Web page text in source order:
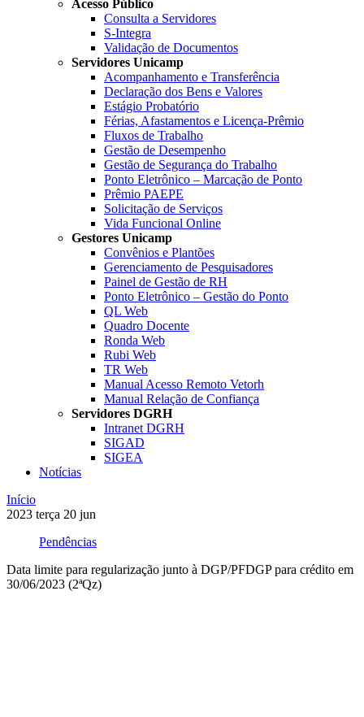
Acesso Público
Consulta a Servidores
S-Integra
Validação de Documentos
Servidores Unicamp
Acompanhamento e Transferência
Declaração dos Bens e Valores
Estágio Probatório
Férias, Afastamentos e Licença-Prêmio
Fluxos de Trabalho
Gestão de Desempenho
Gestão de Segurança do Trabalho
Ponto Eletrônico – Marcação de Ponto
Prêmio PAEPE
Solicitação de Serviços
Vida Funcional Online
Gestores Unicamp
Convênios e Plantões
Gerenciamento de Pesquisadores
Painel de Gestão de RH
Ponto Eletrônico – Gestão do Ponto
QL Web
Quadro Docente
Ronda Web
Rubi Web
TR Web
Manual Acesso Remoto Vetorh
Manual Relação de Confiança
Servidores DGRH
Intranet DGRH
SIGAD
SIGEA
Notícias
Início
2023 terça 20 jun
Pendências
Data limite para regularização junto à DGP/PFDGP para crédito em
30/06/2023 (2ªQz)